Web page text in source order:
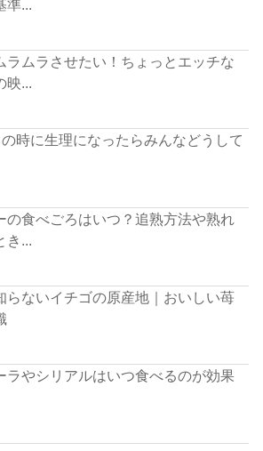
...
ラムラさせたい！ちょっとエッチな
映...
時に生理になったらみんなどうして
の食べごろはいつ？追熟方法や熟れ
き...
らないイチゴの原産地｜おいしい苺
ラやシリアルはいつ食べるのが効果